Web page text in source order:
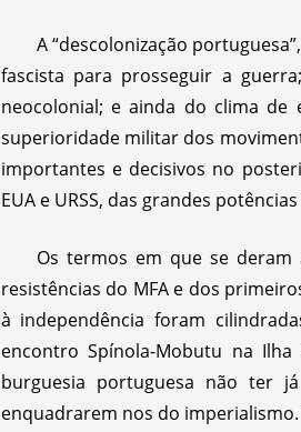
A “descolonização
fascista para prosseguir a
neocolonial; e ainda do clima de
superioridade militar dos
importantes e decisivos no
EUA e URSS, das grandes
Os termos em que se deram
resistências do MFA e dos
à independência foram
encontro Spínola-Mobutu na
burguesia portuguesa não ter
enquadrarem nos do